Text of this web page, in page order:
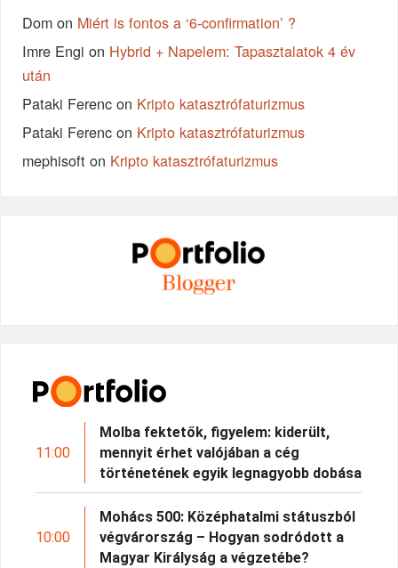
Dom on Miért is fontos a ‘6-confirmation’ ?
Imre Engi on Hybrid + Napelem: Tapasztalatok 4 év
után
Pataki Ferenc on Kripto katasztrófaturizmus
Pataki Ferenc on Kripto katasztrófaturizmus
mephisoft on Kripto katasztrófaturizmus
11:00
Molba fektetők, figyelem: kiderült,
mennyit érhet valójában a cég
történetének egyik legnagyobb dobása
10:00
Mohács 500: Középhatalmi státuszból
végvárország – Hogyan sodródott a
Magyar Királyság a végzetébe?